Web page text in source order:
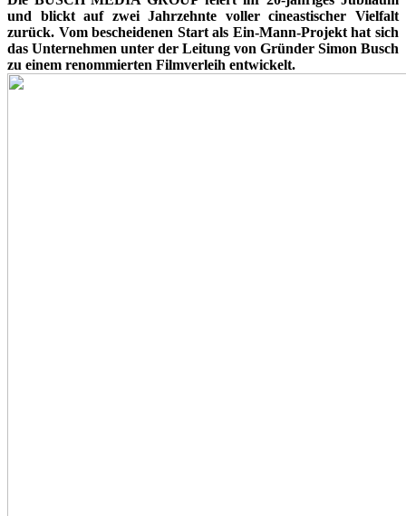
und blickt auf zwei Jahrzehnte voller cineastischer Vielfalt
zurück. Vom bescheidenen Start als Ein-Mann-Projekt hat sich
das Unternehmen unter der Leitung von Gründer Simon Busch
zu einem renommierten Filmverleih entwickelt.